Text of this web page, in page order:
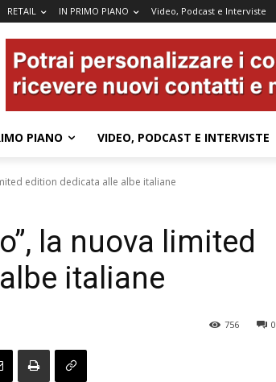
RETAIL IN PRIMO PIANO Video, Podcast e Interviste
PIANO VIDEO, PODCAST E INTERVISTE
edition dedicata alle albe italiane
la nuova limited
italiane
0
756